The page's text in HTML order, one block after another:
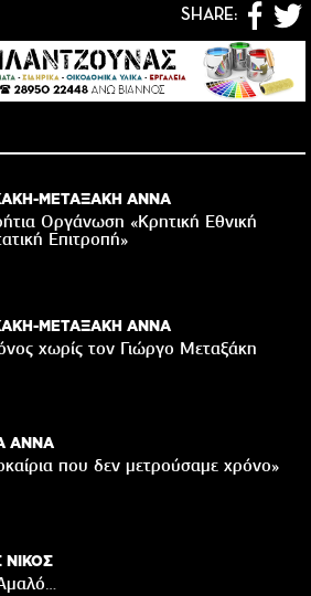
SHARE:
ΜΕΤΑΞΑΚΗ ΑΝΝΑ
Οργάνωση «Κρητική Εθνική
Eπιτροπή»
ΜΕΤΑΞΑΚΗ ΑΝΝΑ
χωρίς τον Γιώργο Μεταξάκη
ΑΝΝΑ
που δεν μετρούσαμε χρόνο»
ΝΙΚΟΣ